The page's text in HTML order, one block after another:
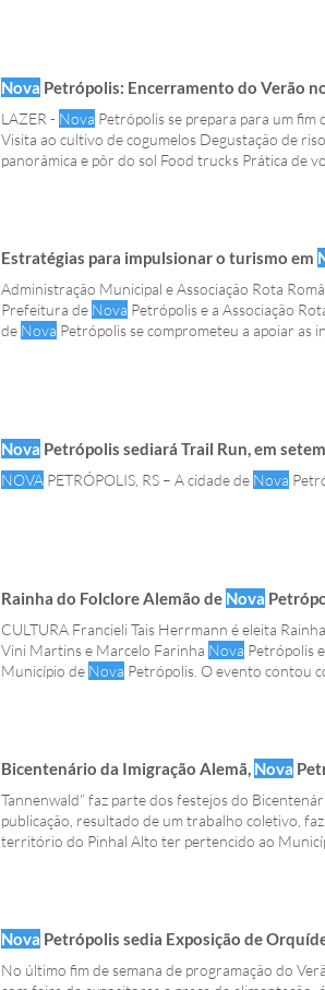
Nova Petrópolis: Encerramento do Verão
LAZER - Nova Petrópolis se prepara para um fim
Visita ao cultivo de cogumelos Degustação de
panorâmica e pôr do sol Food trucks Prática de
Estratégias para impulsionar o turismo em
Administração Municipal e Associação Rota
Prefeitura de Nova Petrópolis e a Associação
de Nova Petrópolis se comprometeu a apoiar as
Nova Petrópolis sediará Trail Run, em
NOVA PETRÓPOLIS, RS – A cidade de Nova
Rainha do Folclore Alemão de Nova
CULTURA Francieli Tais Herrmann é eleita
Vini Martins e Marcelo Farinha Nova Petrópolis
Município de Nova Petrópolis. O evento contou
Bicentenário da Imigração Alemã, Nova
publicação, resultado de um trabalho coletivo,
território do Pinhal Alto ter pertencido ao
Nova Petrópolis sedia Exposição de
No último fim de semana de programação do